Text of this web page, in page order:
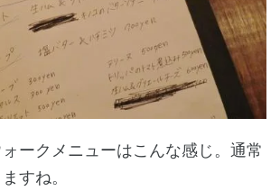
ォークメニューはこんな感じ。通常
すね。